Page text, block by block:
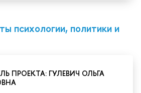
психологии, политики и
ПРОЕКТА: ГУЛЕВИЧ ОЛЬГА